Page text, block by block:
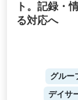
ト。記録・
る対応へ
グルー
デイサ